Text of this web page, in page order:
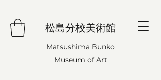
松島分校美術館
Matsushima Bunko
Museum of Art